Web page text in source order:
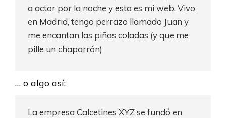
a actor por la noche y esta es mi web. Vivo
en Madrid, tengo perrazo llamado Juan y
me encantan las piñas coladas (y que me
pille un chaparrón)
… o algo así:
La empresa Calcetines XYZ se fundó en